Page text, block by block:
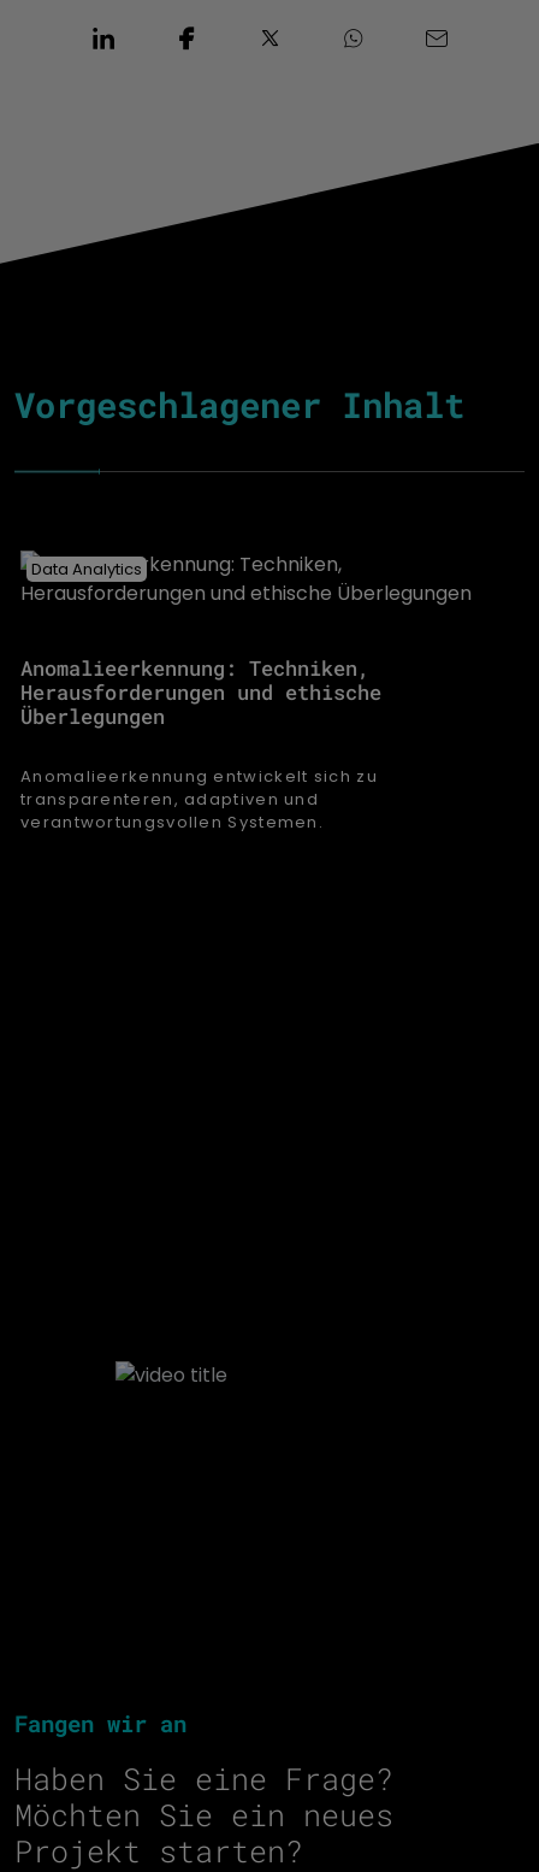
Vorgeschlagener Inhalt
Data Analytics
Anomalieerkennung: Techniken,
Herausforderungen und ethische
Überlegungen
Anomalieerkennung entwickelt sich zu
transparenteren, adaptiven und
verantwortungsvollen Systemen.
Fangen wir an
Haben Sie eine Frage?
Möchten Sie ein neues
Projekt starten?